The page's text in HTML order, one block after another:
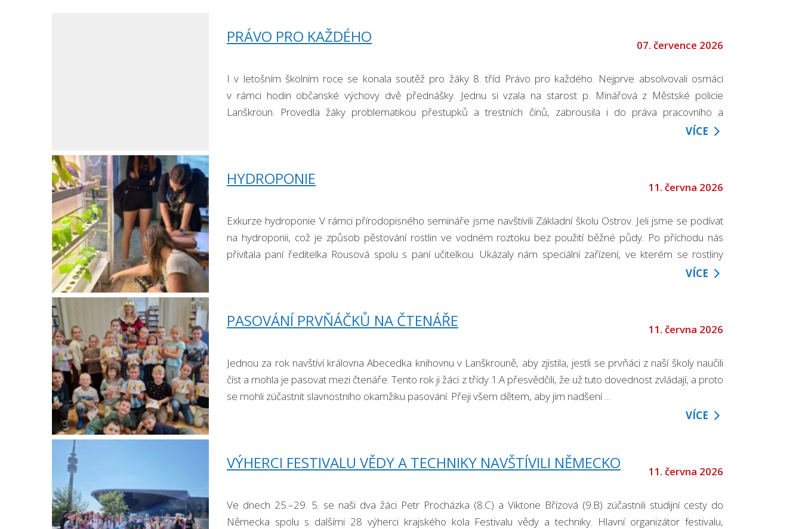
PRÁVO PRO KAŽDÉHO 07. července 2026
I v letošním školním roce se konala soutěž pro žáky 8. tříd Právo pro každého. Nejprve absolvovali osmáci
v rámci hodin občanské výchovy dvě přednášky. Jednu si vzala na starost p. Minářová z Městské policie
Lanškroun. Provedla žáky problematikou přestupků a trestních činů, zabrousila i do práva pracovního a
VÍCE
HYDROPONIE 11. června 2026
Exkurze hydroponie V rámci přírodopisného semináře jsme navštívili Základní školu Ostrov. Jeli jsme se podívat
na hydroponii, což je způsob pěstování rostlin ve vodném roztoku bez použití běžné půdy. Po příchodu nás
přivítala paní ředitelka Rousová spolu s paní učitelkou. Ukázaly nám speciální zařízení, ve kterém se rostliny
VÍCE
PASOVÁNÍ PRVŇÁČKŮ NA ČTENÁŘE 11. června 2026
Jednou za rok navštíví královna Abecedka knihovnu v Lanškrouně, aby zjistila, jestli se prvňáci z naší školy naučili
číst a mohla je pasovat mezi čtenáře. Tento rok ji žáci z třídy 1.A přesvědčili, že už tuto dovednost zvládají, a proto
se mohli zúčastnit slavnostního okamžiku pasování. Přeji všem dětem, aby jim nadšení …
VÍCE
VÝHERCI FESTIVALU VĚDY A TECHNIKY NAVŠTÍVILI NĚMECKO 11. června 2026
Ve dnech 25.–29. 5. se naši dva žáci Petr Procházka (8.C) a Viktorie Břízová (9.B) zúčastnili studijní cesty do
Německa spolu s dalšími 28 výherci krajského kola Festivalu vědy a techniky. Hlavní organizátor festivalu,